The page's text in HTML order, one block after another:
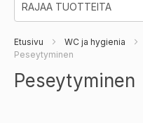
Etusivu WC ja hygienia
Peseytyminen
Peseytyminen
RAJAA TUOTTEITA